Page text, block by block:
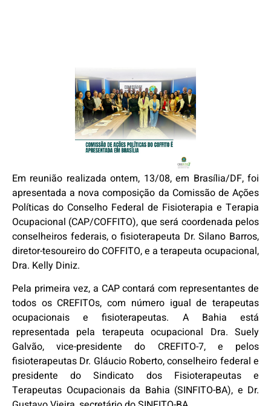
Em reunião realizada ontem, 13/08, em Brasília/DF, foi
apresentada a nova composição da Comissão de Ações
Políticas do Conselho Federal de Fisioterapia e Terapia
Ocupacional (CAP/COFFITO), que será coordenada pelos
conselheiros federais, o fisioterapeuta Dr. Silano Barros,
diretor-tesoureiro do COFFITO, e a terapeuta ocupacional,
Dra. Kelly Diniz.
Pela primeira vez, a CAP contará com representantes de
todos os CREFITOs, com número igual de terapeutas
ocupacionais e fisioterapeutas. A Bahia está
representada pela terapeuta ocupacional Dra. Suely
Galvão, vice-presidente do CREFITO-7, e pelos
fisioterapeutas Dr. Gláucio Roberto, conselheiro federal e
presidente do Sindicato dos Fisioterapeutas e
Terapeutas Ocupacionais da Bahia (SINFITO-BA), e Dr.